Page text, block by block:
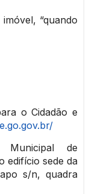
“quando
o Cidadão e
Municipal de
edifício sede da
s/n, quadra